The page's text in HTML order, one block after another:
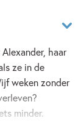
haar
ze in de
weken zonder
minder.